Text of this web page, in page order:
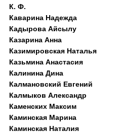
К. Ф.
Каварина Надежда
Кадырова Айсылу
Казарина Анна
Казимировская Наталья
Казьмина Анастасия
Калинина Дина
Калмановский Евгений
Калмыков Александр
Каменских Максим
Каминская Марина
Каминская Наталия